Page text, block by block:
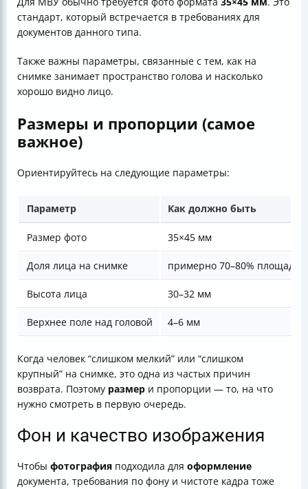
стандарт, который встречается в требованиях для
документов данного типа.
Также важны параметры, связанные с тем, как на
снимке занимает пространство голова и насколько
хорошо видно лицо.
Размеры и пропорции (самое
важное)
Ориентируйтесь на следующие параметры:
Параметр Как должно быть
Размер фото 35×45 мм
Доля лица на снимке примерно 70–80% площади
Высота лица 30–32 мм
Верхнее поле над головой 4–6 мм
Когда человек “слишком мелкий” или “слишком
крупный” на снимке, это одна из частых причин
возврата. Поэтому размер и пропорции — то, на что
нужно смотреть в первую очередь.
Фон и качество изображения
Чтобы фотография подходила для оформление
документа, требования по фону и чистоте кадра тоже